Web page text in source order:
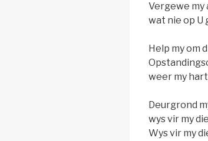
Vergewe my
wat nie op U
Help my om
weer my
Deurgrond
wys vir my
Wys vir my